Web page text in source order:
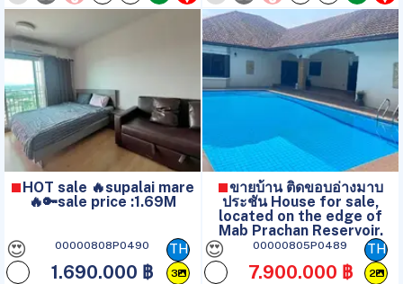
HOT sale 🔥supalai mare
🔥🔑sale price :1.69M
😍 00000808P0490
1.690.000 ฿
TH
3
ขายบ้าน ติดขอบอ่างมาบ
ประชัน House for sale,
located on the edge of
Mab Prachan Reservoir.
😍 00000805P0489
7.900.000 ฿
TH
2